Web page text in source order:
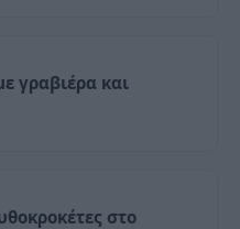
γραβιέρα και
στο